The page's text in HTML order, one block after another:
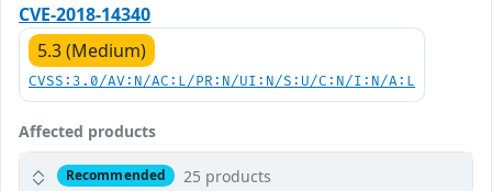
CVE-2018-14340
5.3 (Medium)
CVSS:3.0/AV:N/AC:L/PR:N/UI:N/S:U/C:N/I:N/A:L
Affected products
Recommended 25 products